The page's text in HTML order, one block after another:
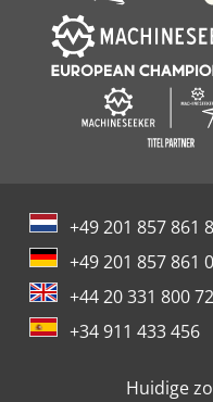
Tel.: Mobiel : Mevr.
+49 201 857 861
+49 201 857 861 0
+44 20 331 800 72
+34 911 433 456
Huidige